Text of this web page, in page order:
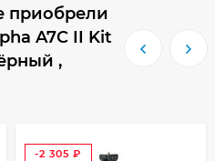
приобрели
A7C II Kit
,
-2 305